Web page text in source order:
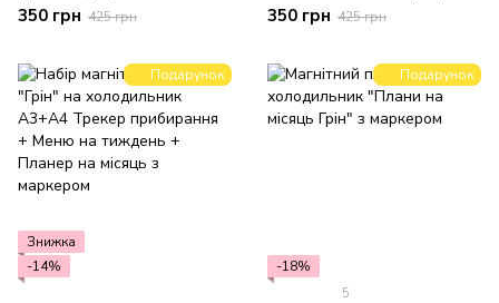
350 грн 425 грн 350 грн 425 грн
Подарунок
Знижка
-14%
Подарунок
-18%
5